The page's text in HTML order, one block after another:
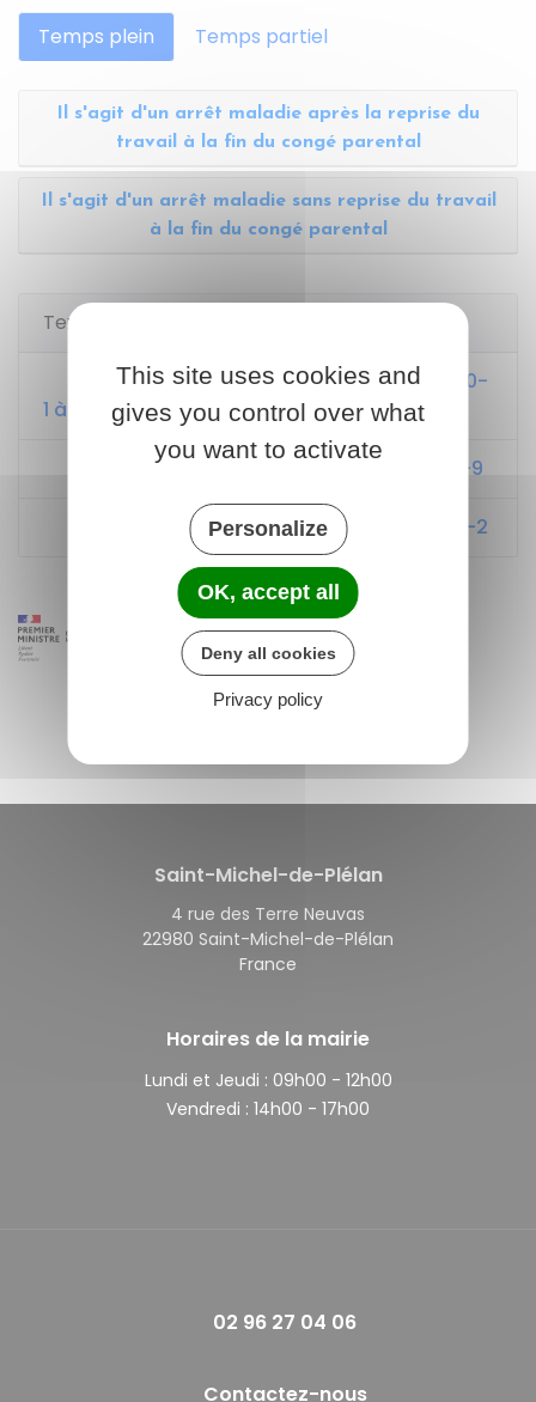
Temps plein
Temps partiel
Il s'agit d'un arrêt maladie après la reprise du
travail à la fin du congé parental
Il s'agit d'un arrêt maladie sans reprise du travail
à la fin du congé parental
Textes de référence
Code de la sécurité sociale : articles L160-
1 à L160-7
Code de la sécurité sociale : article L161-9
Code de la sécurité sociale : article D161-2
Saint-Michel-de-Plélan
4 rue des Terre Neuvas
22980 Saint-Michel-de-Plélan
France
Horaires de la mairie
Lundi et Jeudi : 09h00 - 12h00
Vendredi : 14h00 - 17h00
02 96 27 04 06
Contactez-nous
This site uses cookies and
gives you control over what
you want to activate
Personalize
OK, accept all
Deny all cookies
Privacy policy